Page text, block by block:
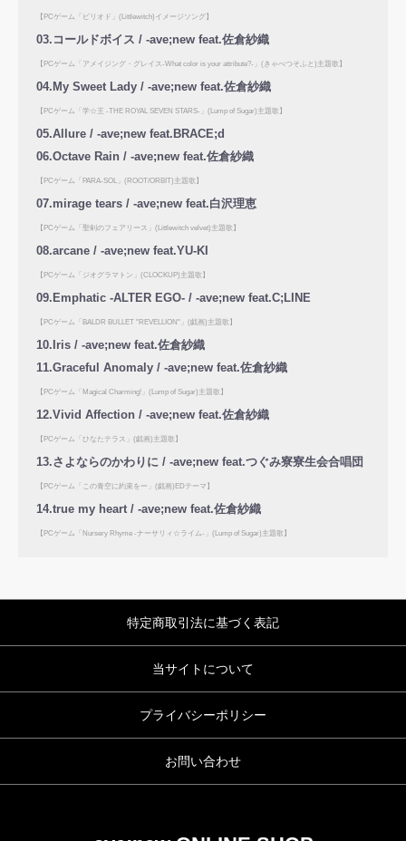
【PCゲーム「ピリオド」(Littlewitch)イメージソング】
03.コールドボイス / -ave;new feat.佐倉紗織
【PCゲーム「アメイジング・グレイス-What color is your attribute?-」(きゃべつそふと)主題歌】
04.My Sweet Lady / -ave;new feat.佐倉紗織
【PCゲーム「学☆王 -THE ROYAL SEVEN STARS-」(Lump of Sugar)主題歌】
05.Allure / -ave;new feat.BRACE;d
06.Octave Rain / -ave;new feat.佐倉紗織
【PCゲーム「PARA-SOL」(ROOT/ORBIT)主題歌】
07.mirage tears / -ave;new feat.白沢理恵
【PCゲーム「聖剣のフェアリース」(Littlewitch velvet)主題歌】
08.arcane / -ave;new feat.YU-KI
【PCゲーム「ジオグラマトン」(CLOCKUP)主題歌】
09.Emphatic -ALTER EGO- / -ave;new feat.C;LINE
【PCゲーム「BALDR BULLET "REVELLION"」(戯画)主題歌】
10.Iris / -ave;new feat.佐倉紗織
11.Graceful Anomaly / -ave;new feat.佐倉紗織
【PCゲーム「Magical Charming!」(Lump of Sugar)主題歌】
12.Vivid Affection / -ave;new feat.佐倉紗織
【PCゲーム「ひなたテラス」(戯画)主題歌】
13.さよならのかわりに / -ave;new feat.つぐみ寮寮生会合唱団
【PCゲーム「この青空に約束をー」(戯画)EDテーマ】
14.true my heart / -ave;new feat.佐倉紗織
【PCゲーム「Nursery Rhyme -ナーサリィ☆ライム-」(Lump of Sugar)主題歌】
特定商取引法に基づく表記
当サイトについて
プライバシーポリシー
お問い合わせ